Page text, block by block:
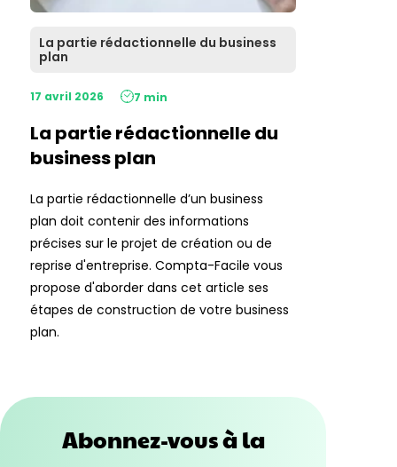
La partie rédactionnelle du business
plan
17 avril 2026 7 min
La partie rédactionnelle du
business plan
La partie rédactionnelle d’un business
plan doit contenir des informations
précises sur le projet de création ou de
reprise d'entreprise. Compta-Facile vous
propose d'aborder dans cet article ses
étapes de construction de votre business
plan.
Abonnez-vous à la